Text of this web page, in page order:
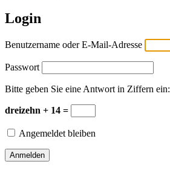
Login
Benutzername oder E-Mail-Adresse
Passwort
Bitte geben Sie eine Antwort in Ziffern ein:
dreizehn + 14 =
Angemeldet bleiben